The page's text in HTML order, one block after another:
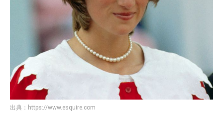
出典： https://www.esquire.com